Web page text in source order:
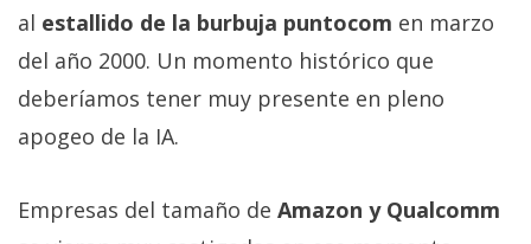
al estallido de la burbuja puntocom en marzo
del año 2000. Un momento histórico que
deberíamos tener muy presente en pleno
apogeo de la IA.
Empresas del tamaño de Amazon y Qualcomm